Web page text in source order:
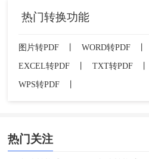
热门转换功能
图片转PDF WORD转PDF
EXCEL转PDF
TXT转PDF
WPS转PDF
热门关注